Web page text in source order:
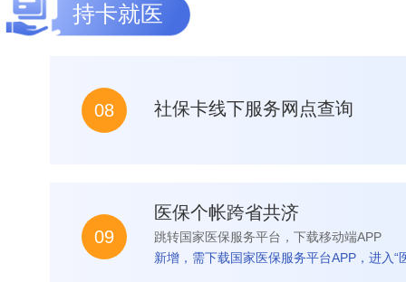
持卡就医
08 社保卡线下服务网点查询
09
医保个帐跨省共济
跳转国家医保服务平台，下载移动端APP
新增，需下载国家医保服务平台APP，进入“